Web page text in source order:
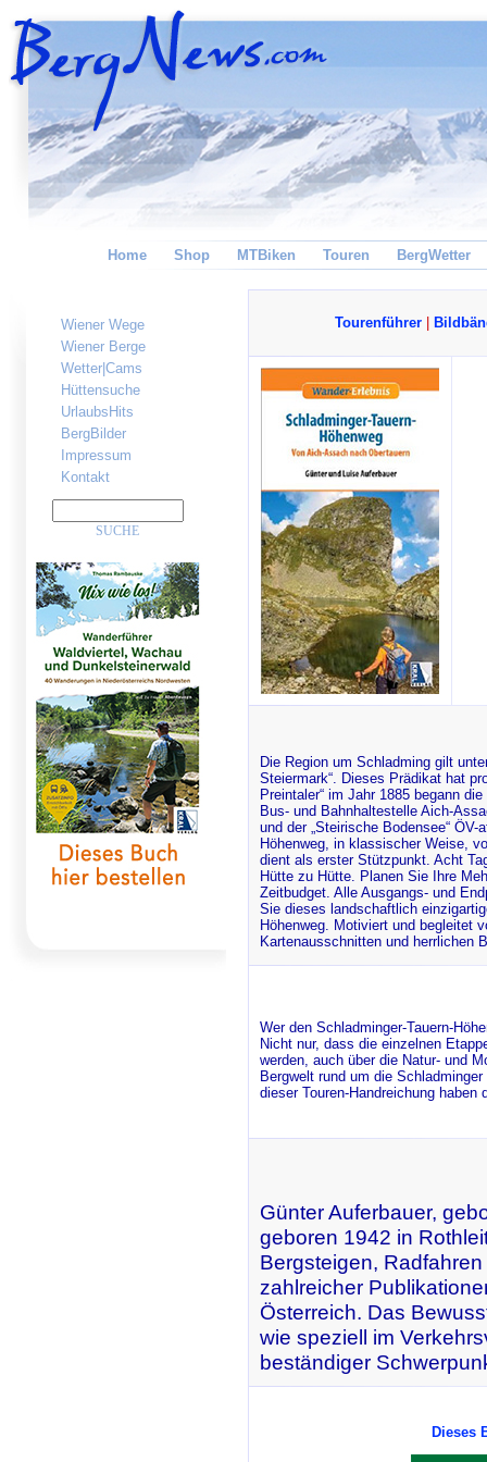
Home Shop MTBiken Touren BergWetter
Wiener Wege
Wiener Berge
Wetter|Cams
Hüttensuche
UrlaubsHits
BergBilder
Impressum
Kontakt
Tourenführer
Die Region um Schladming gilt
Steiermark“. Dieses Prädikat hat
Preintaler“ im Jahr 1885 begann
Bus- und Bahnhaltestelle Aich-
und der „Steirische Bodensee“
Höhenweg, in klassischer Weise,
dient als erster Stützpunkt. Acht
Hütte zu Hütte. Planen Sie Ihre
Zeitbudget. Alle Ausgangs- und
Sie dieses landschaftlich
Höhenweg. Motiviert und begleitet
Kartenausschnitten und herrlichen
Wer den Schladminger-Tauern-
Nicht nur, dass die einzelnen
werden, auch über die Natur- und
Bergwelt rund um die
dieser Touren-Handreichung
Günter Auferbauer,
geboren 1942 in
Bergsteigen,
zahlreicher
Österreich. Das
wie speziell im
beständiger
Dieses